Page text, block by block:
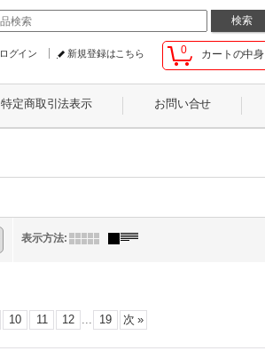
0 カートの中身
ログイン 新規登録はこちら
特定商取引法表示 お問い合せ
表示方法:
10 11 12 ... 19 次 »